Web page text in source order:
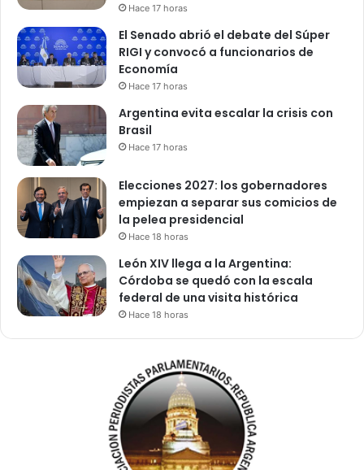
Hace 17 horas
El Senado abrió el debate del Súper
RIGI y convocó a funcionarios de
Economía
Hace 17 horas
Argentina evita escalar la crisis con
Brasil
Hace 17 horas
Elecciones 2027: los gobernadores
empiezan a separar sus comicios de
la pelea presidencial
Hace 18 horas
León XIV llega a la Argentina:
Córdoba se quedó con la escala
federal de una visita histórica
Hace 18 horas